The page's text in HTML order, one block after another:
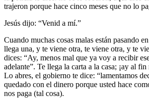
trajeron porque hace cinco meses que no lo
Jesús dijo: “Venid a mí.”
Cuando muchas cosas malas están pasando
llega una, y te viene otra, te viene otra, y te
dices: “Ay, menos mal que ya voy a recibir
adelante”. Te llega la carta a la casa; ¡ay al
Lo abres, el gobierno te dice: “lamentamos
quedado con el dinero porque usted hace
nos paga (tal cosa).